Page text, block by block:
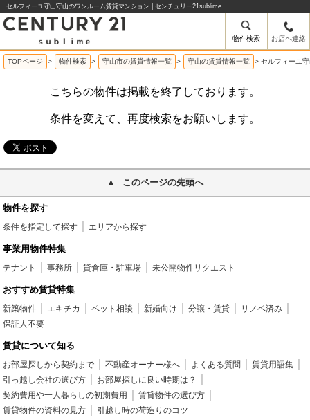
セルフィーユ守山守山のワンルーム賃貸マンション | センチュリー21sublime
物件検索 お店へ連絡
TOPページ > 物件検索 > 守山市の賃貸情報一覧 > 守山の賃貸情報一覧 > セルフィーユ
こちらの物件は掲載を終了しております。
条件を変えて、再度検索をお願いします。
このページの先頭へ
物件を探す
条件を指定して探す エリアから探す
事業用物件特集
テナント 事務所 貸倉庫・駐車場 未公開物件リクエスト
おすすめ賃貸特集
新築物件 エキチカ ペット相談 新婚向け 分譲・賃貸
リノベ済み
保証人不要
賃貸について知る
お部屋探しから契約まで 不動産オーナー様へ よくある質問
賃貸用語集
引っ越し会社の選び方
お部屋探しに良い時期は？
契約費用や一人暮らしの初期費用
賃貸物件の選び方
賃貸物件の資料の見方
引越し時の荷造りのコツ